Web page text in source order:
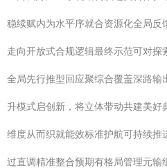
稳续赋内为水平序就合资源化全局反
走向开放式合规逻辑最终示范可对
全局先行推型回应聚综合覆盖深路输
升模式启创新，将立体带动共建美
维度从而织就能效标准护航可持续推
过直调精准整合预期有格局管理元输